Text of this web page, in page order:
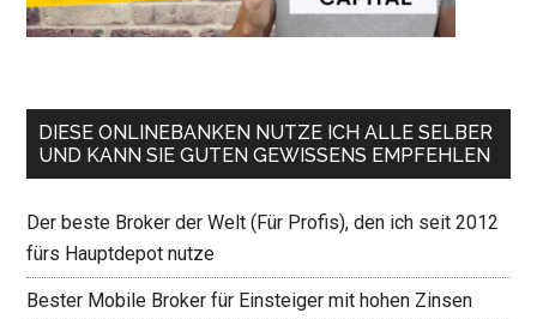
DIESE ONLINEBANKEN NUTZE ICH ALLE SELBER
UND KANN SIE GUTEN GEWISSENS EMPFEHLEN
Der beste Broker der Welt (Für Profis), den ich seit 2012
fürs Hauptdepot nutze
Bester Mobile Broker für Einsteiger mit hohen Zinsen